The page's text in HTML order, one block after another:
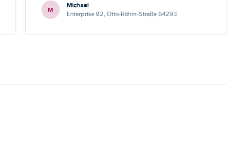
M Michael
Enterprise 82, Otto-Röhm-Straße 64293